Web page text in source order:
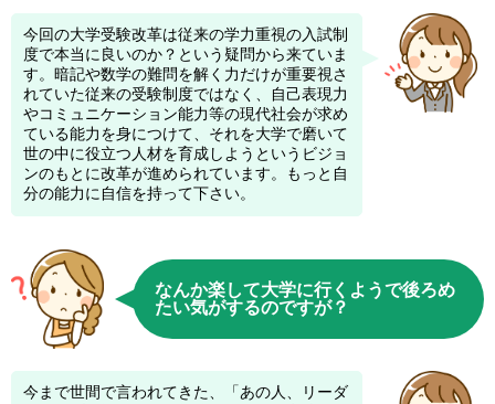
今回の大学受験改革は従来の学力重視の入試制
度で本当に良いのか？という疑問から来ていま
す。暗記や数学の難問を解く力だけが重要視さ
れていた従来の受験制度ではなく、自己表現力
やコミュニケーション能力等の現代社会が求め
ている能力を身につけて、それを大学で磨いて
世の中に役立つ人材を育成しようというビジョ
ンのもとに改革が進められています。もっと自
分の能力に自信を持って下さい。
なんか楽して大学に行くようで後ろめ
たい気がするのですが？
今まで世間で言われてきた、「あの人、リーダ